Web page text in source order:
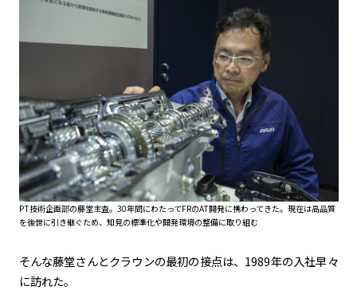
PT技術企画部の藤堂主査。30年間にわたってFRのAT開発に携わってきた。現在は高品質
を後世に引き継ぐため、知見の標準化や開発環境の整備に取り組む
そんな藤堂さんとクラウンの最初の接点は、 1989年の入社早々
に訪れた。